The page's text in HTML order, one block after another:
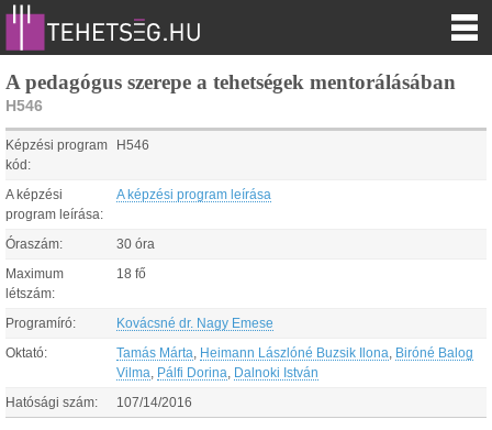
A pedagógus szerepe a tehetségek mentorálásában
H546
Képzési program
kód:
H546
A képzési
program leírása:
A képzési program leírása
Óraszám: 30 óra
Maximum
létszám:
18 fő
Programíró: Kovácsné dr. Nagy Emese
Oktató: Tamás Márta Heimann Lászlóné Buzsik Ilona
Biróné Balog
Vilma
Pálfi Dorina Dalnoki István
Hatósági szám: 107/14/2016